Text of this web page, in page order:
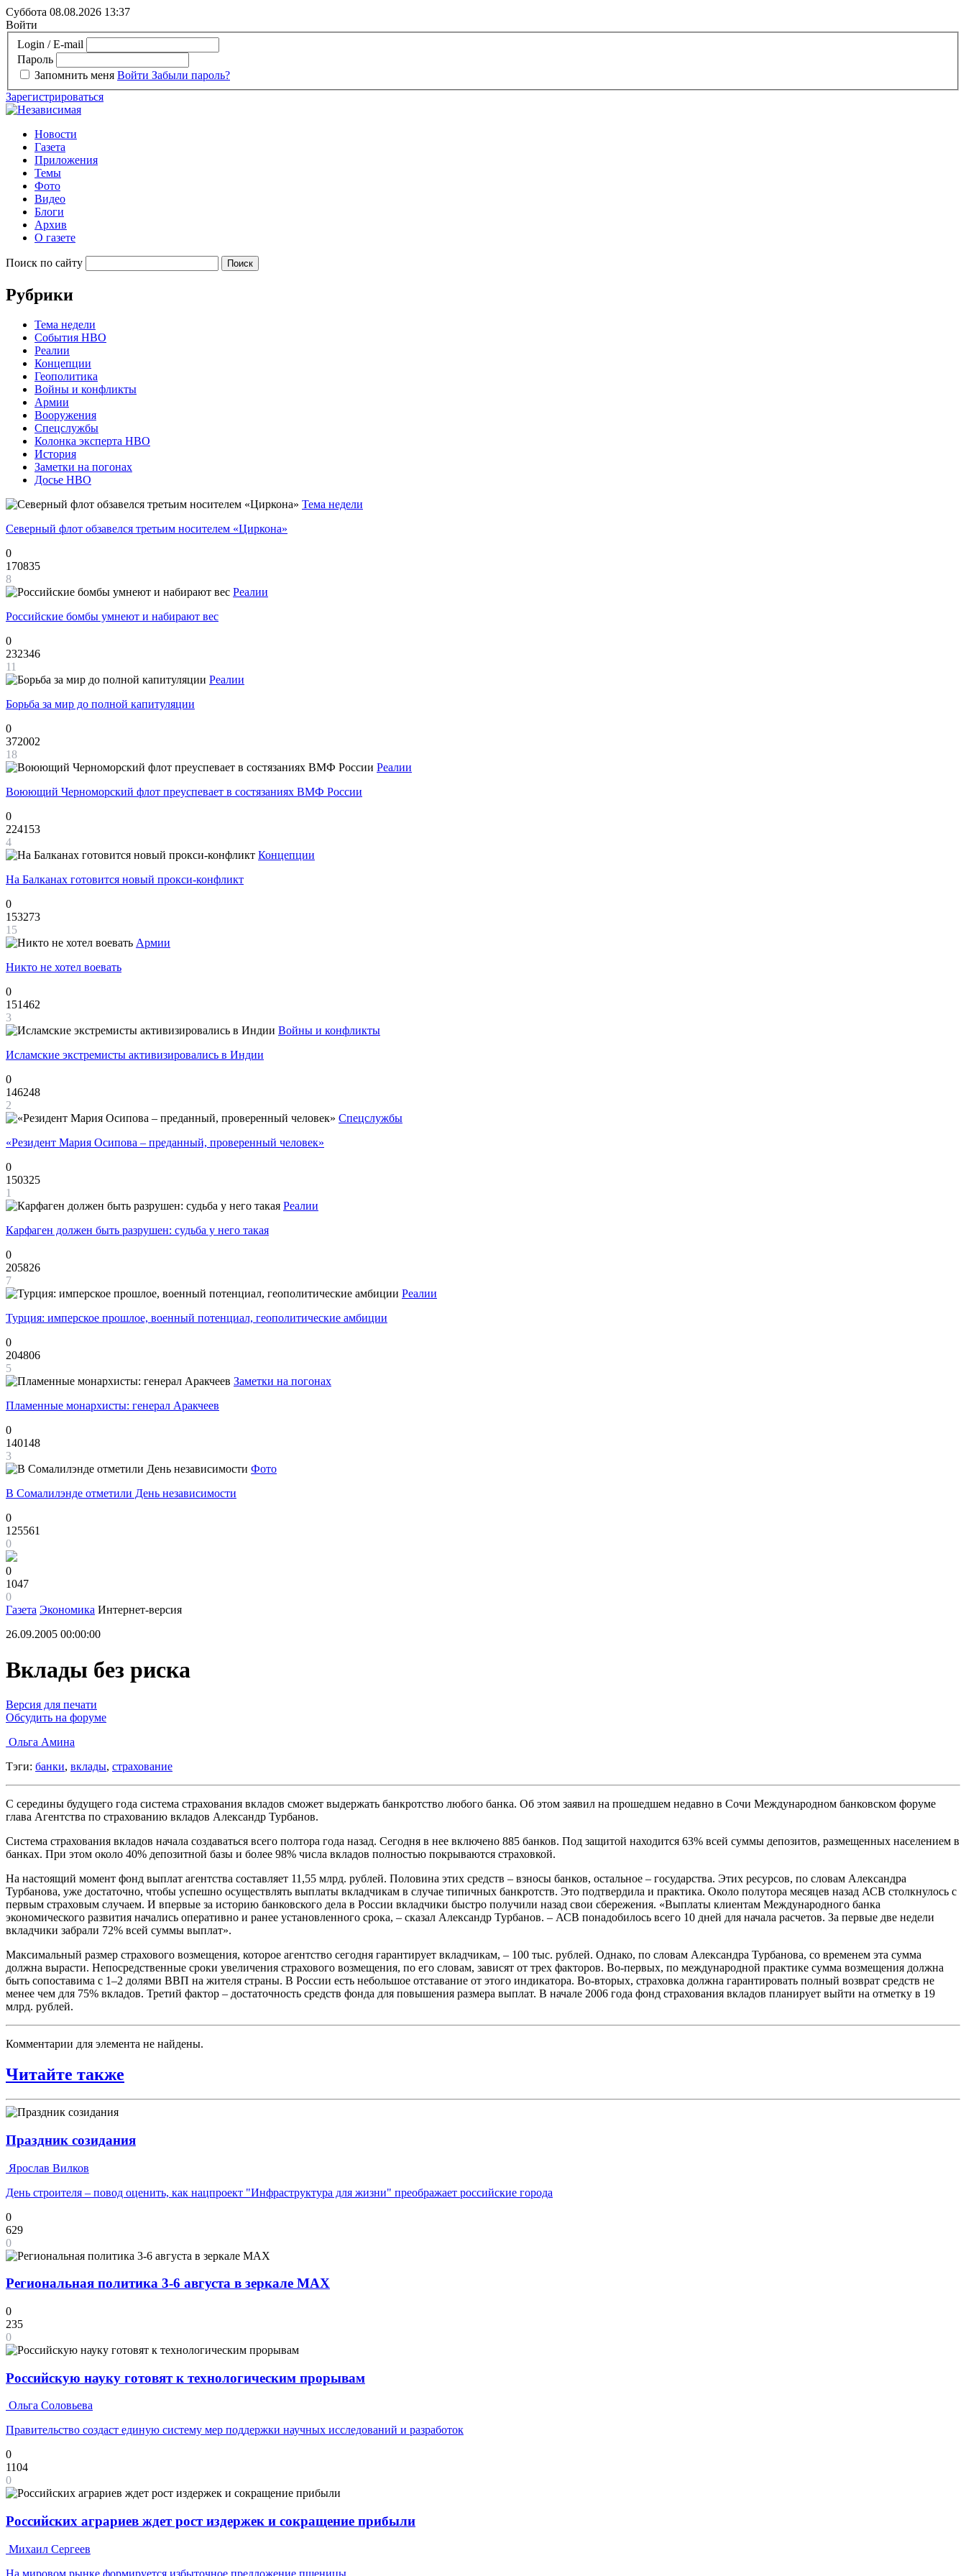
Суббота 08.08.2026 13:37
Войти
Login / E-mail
Пароль
Запомнить меня Войти Забыли пароль?
Зарегистрироваться
Новости
Газета
Приложения
Темы
Фото
Видео
Блоги
Архив
О газете
Поиск по сайту
Рубрики
Тема недели
События НВО
Реалии
Концепции
Геополитика
Войны и конфликты
Армии
Вооружения
Спецслужбы
Колонка эксперта НВО
История
Заметки на погонах
Досье НВО
Тема недели
Северный флот обзавелся третьим носителем «Циркона»
0
170835
8
Реалии
Российские бомбы умнеют и набирают вес
0
232346
11
Реалии
Борьба за мир до полной капитуляции
0
372002
18
Реалии
Воюющий Черноморский флот преуспевает в состязаниях ВМФ России
0
224153
4
Концепции
На Балканах готовится новый прокси-конфликт
0
153273
15
Армии
Никто не хотел воевать
0
151462
3
Войны и конфликты
Исламские экстремисты активизировались в Индии
0
146248
2
Спецслужбы
«Резидент Мария Осипова – преданный, проверенный человек»
0
150325
1
Реалии
Карфаген должен быть разрушен: судьба у него такая
0
205826
7
Реалии
Турция: имперское прошлое, военный потенциал, геополитические амбиции
0
204806
5
Заметки на погонах
Пламенные монархисты: генерал Аракчеев
0
140148
3
Фото
В Сомалилэнде отметили День независимости
0
125561
0
0
1047
0
Газета Экономика Интернет-версия
26.09.2005 00:00:00
Вклады без риска
Версия для печати
Обсудить на форуме
Ольга Амина
Тэги: банки, вклады, страхование
C середины будущего года система страхования вкладов сможет выдержать банкротство любого банка. Об этом заявил на прошедшем недавно в Сочи Международном банковском форуме
глава Агентства по страхованию вкладов Александр Турбанов.
Система страхования вкладов начала создаваться всего полтора года назад. Сегодня в нее включено 885 банков. Под защитой находится 63% всей суммы депозитов, размещенных населением в
банках. При этом около 40% депозитной базы и более 98% числа вкладов полностью покрываются страховкой.
На настоящий момент фонд выплат агентства составляет 11,55 млрд. рублей. Половина этих средств – взносы банков, остальное – государства. Этих ресурсов, по словам Александра
Турбанова, уже достаточно, чтобы успешно осуществлять выплаты вкладчикам в случае типичных банкротств. Это подтвердила и практика. Около полутора месяцев назад АСВ столкнулось с
первым страховым случаем. И впервые за историю банковского дела в России вкладчики быстро получили назад свои сбережения. «Выплаты клиентам Международного банка
экономического развития начались оперативно и ранее установленного срока, – сказал Александр Турбанов. – АСВ понадобилось всего 10 дней для начала расчетов. За первые две недели
вкладчики забрали 72% всей суммы выплат».
Максимальный размер страхового возмещения, которое агентство сегодня гарантирует вкладчикам, – 100 тыс. рублей. Однако, по словам Александра Турбанова, со временем эта сумма
должна вырасти. Непосредственные сроки увеличения страхового возмещения, по его словам, зависят от трех факторов. Во-первых, по международной практике сумма возмещения должна
быть сопоставима с 1–2 долями ВВП на жителя страны. В России есть небольшое отставание от этого индикатора. Во-вторых, страховка должна гарантировать полный возврат средств не
менее чем для 75% вкладов. Третий фактор – достаточность средств фонда для повышения размера выплат. В начале 2006 года фонд страхования вкладов планирует выйти на отметку в 19
млрд. рублей.
Комментарии для элемента не найдены.
Читайте также
Праздник созидания
Ярослав Вилков
День строителя – повод оценить, как нацпроект "Инфраструктура для жизни" преображает российские города
0
629
0
Региональная политика 3-6 августа в зеркале MAX
0
235
0
Российскую науку готовят к технологическим прорывам
Ольга Соловьева
Правительство создаст единую систему мер поддержки научных исследований и разработок
0
1104
0
Российских аграриев ждет рост издержек и сокращение прибыли
Михаил Сергеев
На мировом рынке формируется избыточное предложение пшеницы